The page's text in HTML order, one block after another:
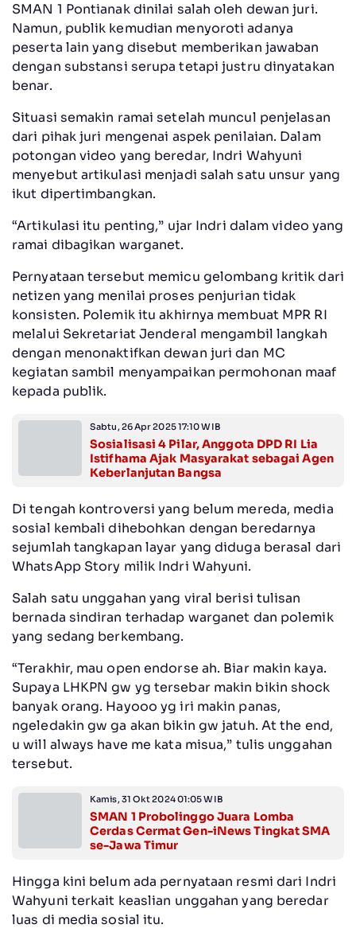
SMAN 1 Pontianak dinilai salah oleh dewan juri.
Namun, publik kemudian menyoroti adanya
peserta lain yang disebut memberikan jawaban
dengan substansi serupa tetapi justru dinyatakan
benar.
Situasi semakin ramai setelah muncul penjelasan
dari pihak juri mengenai aspek penilaian. Dalam
potongan video yang beredar, Indri Wahyuni
menyebut artikulasi menjadi salah satu unsur yang
ikut dipertimbangkan.
“Artikulasi itu penting,” ujar Indri dalam video yang
ramai dibagikan warganet.
Pernyataan tersebut memicu gelombang kritik dari
netizen yang menilai proses penjurian tidak
konsisten. Polemik itu akhirnya membuat MPR RI
melalui Sekretariat Jenderal mengambil langkah
dengan menonaktifkan dewan juri dan MC
kegiatan sambil menyampaikan permohonan maaf
kepada publik.
Sabtu, 26 Apr 2025 17:10 WIB
Sosialisasi 4 Pilar, Anggota DPD RI Lia
Istifhama Ajak Masyarakat sebagai Agen
Keberlanjutan Bangsa
Di tengah kontroversi yang belum mereda, media
sosial kembali dihebohkan dengan beredarnya
sejumlah tangkapan layar yang diduga berasal dari
WhatsApp Story milik Indri Wahyuni.
Salah satu unggahan yang viral berisi tulisan
bernada sindiran terhadap warganet dan polemik
yang sedang berkembang.
“Terakhir, mau open endorse ah. Biar makin kaya.
Supaya LHKPN gw yg tersebar makin bikin shock
banyak orang. Hayooo yg iri makin panas,
ngeledakin gw ga akan bikin gw jatuh. At the end,
u will always have me kata misua,” tulis unggahan
tersebut.
Kamis, 31 Okt 2024 01:05 WIB
SMAN 1 Probolinggo Juara Lomba
Cerdas Cermat Gen-iNews Tingkat SMA
se-Jawa Timur
Hingga kini belum ada pernyataan resmi dari Indri
Wahyuni terkait keaslian unggahan yang beredar
luas di media sosial itu.